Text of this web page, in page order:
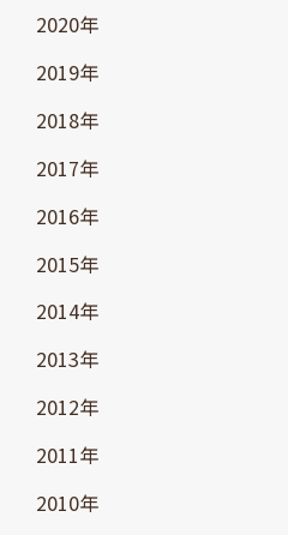
2020年
2019年
2018年
2017年
2016年
2015年
2014年
2013年
2012年
2011年
2010年